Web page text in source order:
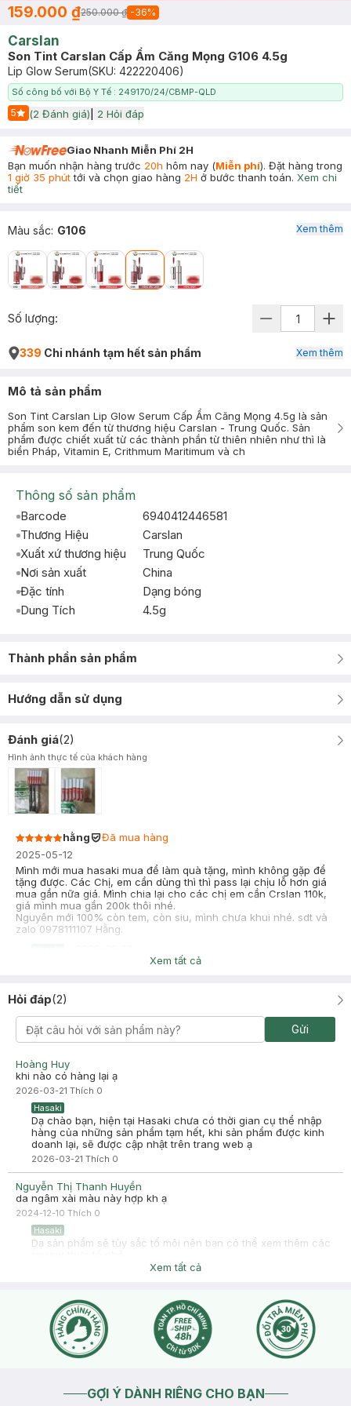
159.000 ₫250.000 ₫ -36%
Carslan
Son Tint Carslan Cấp Ẩm Căng Mọng G106 4.5g
Lip Glow Serum(SKU: 422220406)
Số công bố với Bộ Y Tế : 249170/24/CBMP-QLD
5
Start Icon
(2 Đánh giá) 2 Hỏi đáp
Giao Nhanh Miễn Phí 2H
Bạn muốn nhận hàng trước 20h hôm nay (Miễn phí). Đặt hàng trong
1 giờ 35 phúttới và chọn giao hàng 2H ở bước thanh toán. Xem chi
tiết
Màu sắc: G106 Xem thêm
Số lượng:
339 Chi nhánh tạm hết sản phẩm Xem thêm
Mô tả sản phẩm
Son Tint Carslan Lip Glow Serum Cấp Ẩm Căng Mọng 4.5g là sản
phẩm son kem đến từ thương hiệu Carslan - Trung Quốc. Sản
phẩm được chiết xuất từ các thành phần từ thiên nhiên như thì là
biển Pháp, Vitamin E, Crithmum Maritimum và ch
Thông số sản phẩm
Barcode
6940412446581
Thương Hiệu
Carslan
Xuất xứ thương hiệu
Trung Quốc
Nơi sản xuất
China
Đặc tính
Dạng bóng
Dung Tích
4.5g
Thành phần sản phẩm
Hướng dẫn sử dụng
Đánh giá(2)
Hình ảnh thực tế của khách hàng
hằng
Đã mua hàng
2025-05-12
Mình mới mua hasaki mua để làm quà tặng, mình không gặp để
tặng được. Các Chị, em cần dùng thì thì pass lại chịu lỗ hơn giá
mua gần nữa giá. Mình chia lại cho các chị em cần Crslan 110k,
giá mình mua gần 200k thôi nhé.
Nguyên mới 100% còn tem, còn siu, mình chưa khui nhé. sdt và
zalo 0978111107 Hằng.
Hasaki xin chào! Hasaki cảm ơn hằng đã dành thời gian đánh
bạn đã tin tưởng và mua sắm tại Hasaki!
C dương
2025-02-17
Có màu đỏ cam kg ạ
Xem tất cả
Hỏi đáp(2)
Gửi
Hoàng Huy
khi nào có hàng lại ạ
2026-03-21 Thích 0
Hasaki
Dạ chào bạn, hiện tại Hasaki chưa có thời gian cụ thể nhập
hàng của những sản phẩm tạm hết, khi sản phẩm được kinh
doanh lại, sẽ được cập nhật trên trang web ạ
2026-03-21 Thích 0
Nguyễn Thị Thanh Huyền
da ngâm xài màu này hợp kh ạ
2024-12-10 Thích 0
Hasaki
Dạ sản phẩm sẽ tùy sắc tố môi nên bạn có thể xem thêm các
Xem tất cả
GỢI Ý DÀNH RIÊNG CHO BẠN